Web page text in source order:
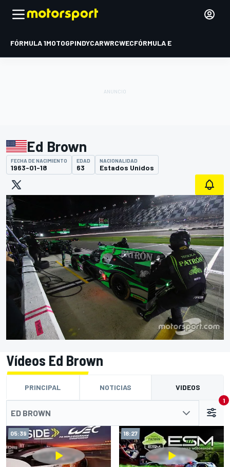
FÓRMULA 1MOTOGPINDYCARWRCWECFÓRMULA E
Ed Brown
FECHA DE NACIMIENTO
1963-01-18
EDAD
63
NACIONALIDAD
Estados Unidos
Vídeos Ed Brown
PRINCIPAL NOTICIAS VIDEOS
ED BROWN
1
05:39 18:27